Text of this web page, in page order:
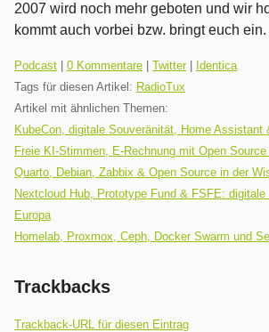
2007 wird noch mehr geboten und wir
kommt auch vorbei bzw. bringt euch ein.
Kategorien:
Podcast 0 Kommentare Twitter|
Identica
Tags für diesen Artikel: RadioTux
Artikel mit ähnlichen Themen:
KubeCon, digitale Souveränität, Home Assistant
Freie KI-Stimmen, E-Rechnung mit Open
Quarto, Debian, Zabbix & Open Source in der
Nextcloud Hub, Prototype Fund & FSFE:
Europa
Homelab, Proxmox, Ceph, Docker Swarm und
Trackbacks
Trackback-URL für diesen Eintrag